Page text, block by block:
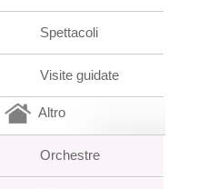
Spettacoli
Visite guidate
Altro
Orchestre